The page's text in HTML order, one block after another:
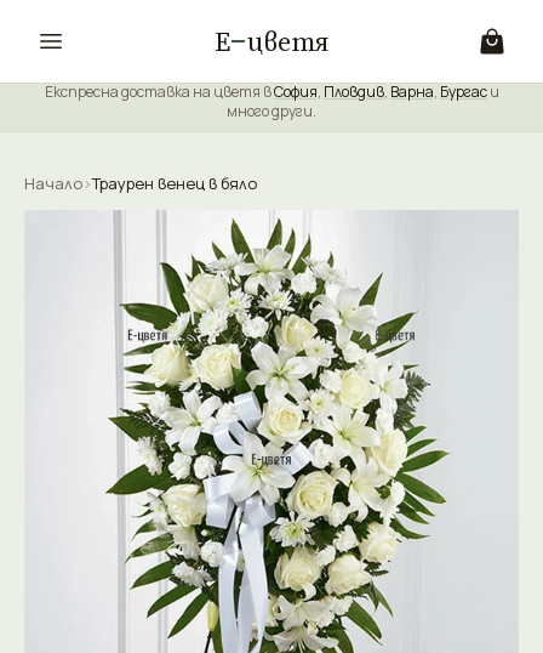
Е цветя
Експресна доставка на цветя вСофия, Пловдив, Варна, Бургаси
много други.
Начало›Траурен венец в бяло